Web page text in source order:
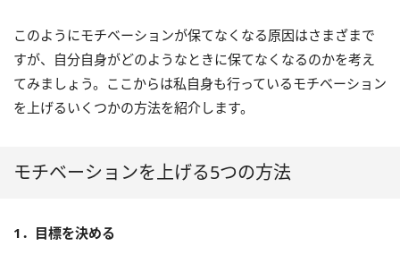
このようにモチベーションが保てなくなる原因はさまざまで
すが、自分自身がどのようなときに保てなくなるのかを考え
てみましょう。ここからは私自身も行っているモチベーション
を上げるいくつかの方法を紹介します。
モチベーションを上げる5つの方法
1．目標を決める